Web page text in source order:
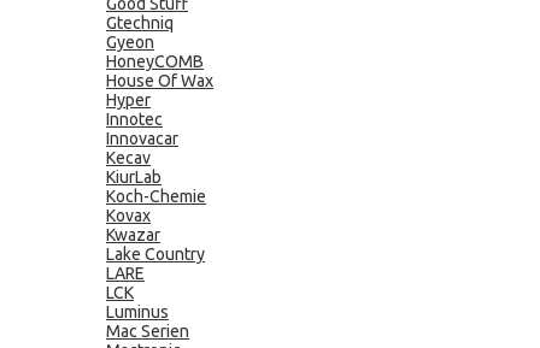
Gtechniq
Gyeon
HoneyCOMB
House Of Wax
Hyper
Innotec
Innovacar
Kecav
KiurLab
Koch-Chemie
Kovax
Kwazar
Lake Country
LARE
LCK
Luminus
Mac Serien